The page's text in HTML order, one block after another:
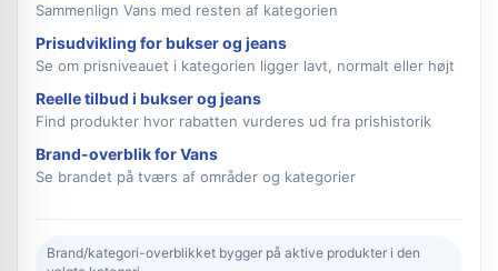
Sammenlign Vans med resten af kategorien
Prisudvikling for bukser og jeans
Se om prisniveauet i kategorien ligger lavt, normalt eller højt
Reelle tilbud i bukser og jeans
Find produkter hvor rabatten vurderes ud fra prishistorik
Brand-overblik for Vans
Se brandet på tværs af områder og kategorier
Brand/kategori-overblikket bygger på aktive produkter i den